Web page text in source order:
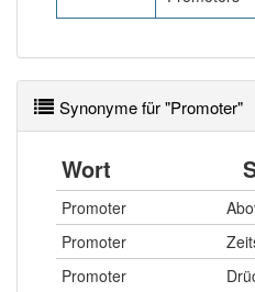
Synonyme für "Promoter"
Wort
Promoter
Promoter
Promoter